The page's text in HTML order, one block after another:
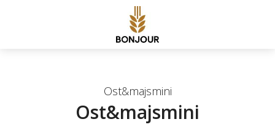
Ost&majsmini
Ost&majsmini